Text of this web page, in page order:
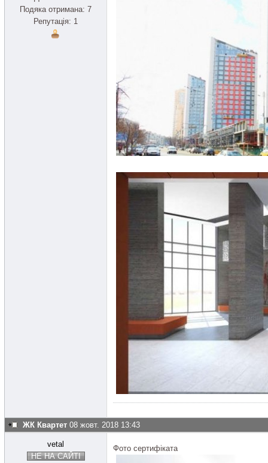
Подяка отримана: 7
Репутація: 1
ЖК Квартет 08 жовт. 2018 13:43
vetal
НЕ НА САЙТІ
Фото сертифіката